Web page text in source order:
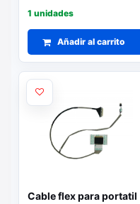
1 unidades
Añadir al carrito
Cable flex para portatil